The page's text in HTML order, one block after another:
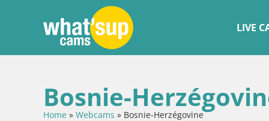
LIVE
Bosnie-
Home » Webcams » Bosnie-Herzégovine